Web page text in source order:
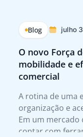
Blog julho
O novo Força
mobilidade e
comercial
A rotina de uma
organização e
Em um mercado
contar com